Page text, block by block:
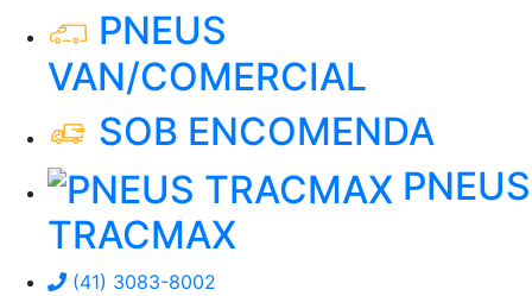
PNEUS
VAN/COMERCIAL
SOB ENCOMENDA
PNEUS
TRACMAX
(41) 3083-8002